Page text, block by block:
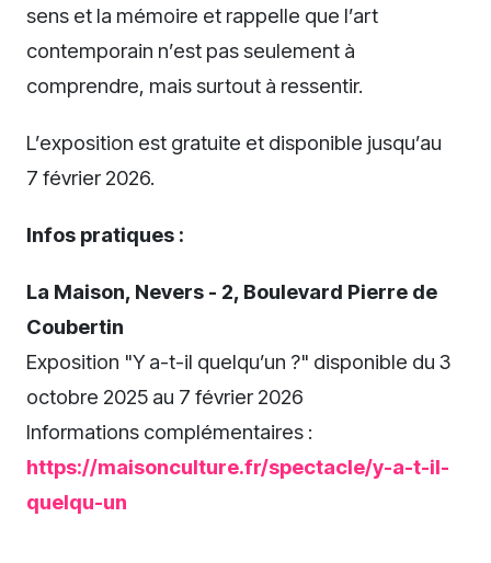
sens et la mémoire et rappelle que l’art
contemporain n’est pas seulement à
comprendre, mais surtout à ressentir.
L’exposition est gratuite et disponible jusqu’au
7 février 2026.
Infos pratiques :
La Maison, Nevers - 2, Boulevard Pierre de
Coubertin
Exposition "Y a-t-il quelqu’un ?" disponible du 3
octobre 2025 au 7 février 2026
Informations complémentaires :
https://maisonculture.fr/spectacle/y-a-t-il-
quelqu-un